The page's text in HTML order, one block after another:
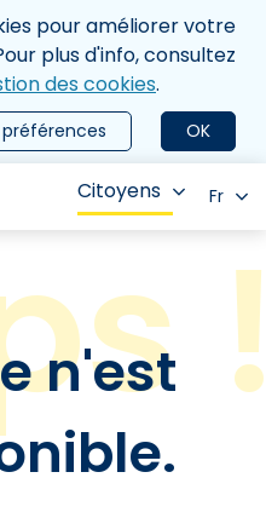
pour améliorer votre
plus d'info, consultez
des cookies.
OK
Citoyens Fr
n'est